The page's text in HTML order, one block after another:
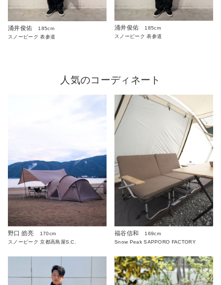
涌井俊佑
185cm
スノーピーク 表参道
涌井俊佑
185cm
スノーピーク 表参道
人気のコーディネート
野口 皓亮
170cm
スノーピーク 京都高島屋S.C.
福谷信和
169cm
Snow Peak SAPPORO FACTORY